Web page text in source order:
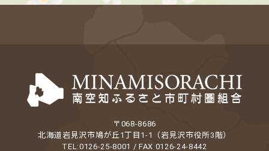
〒068-8686
北海道岩見沢市鳩が丘1丁目1-1（岩見沢市役所3階）
TEL:0126-25-8001 / FAX 0126-24-8442